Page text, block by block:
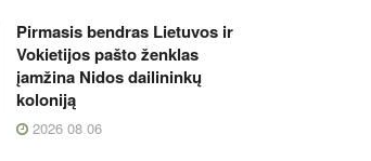
Pirmasis bendras Lietuvos ir
Vokietijos pašto ženklas
įamžina Nidos dailininkų
koloniją
2026 08 06